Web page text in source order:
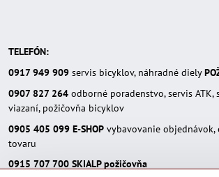
TELEFÓN:
0917 949 909 servis bicyklov, náhradné diely
0907 827 264 odborné poradenstvo, servis ATK,
viazaní, požičovňa bicyklov
0905 405 099 E-SHOP vybavovanie objednávok,
tovaru
0915 707 700 SKIALP požičovňa